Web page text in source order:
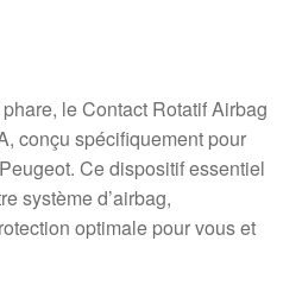
le Contact Rotatif Airbag
conçu spécifiquement pour
Ce dispositif essentiel
système d’airbag,
optimale pour vous et